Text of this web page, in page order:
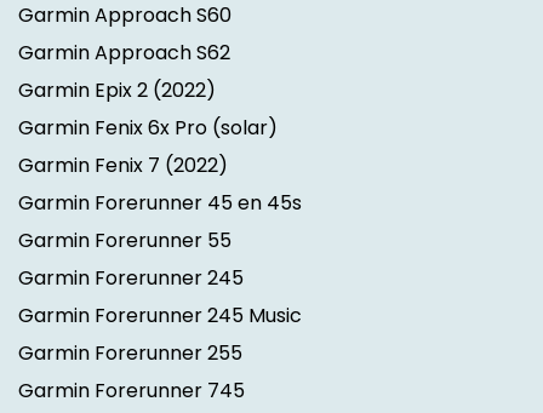
Garmin Approach S60
Garmin Approach S62
Garmin Epix 2 (2022)
Garmin Fenix 6x Pro (solar)
Garmin Fenix 7 (2022)
Garmin Forerunner 45 en 45s
Garmin Forerunner 55
Garmin Forerunner 245
Garmin Forerunner 245 Music
Garmin Forerunner 255
Garmin Forerunner 745